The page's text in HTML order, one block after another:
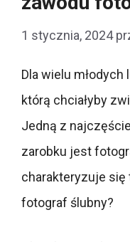
1 stycznia, 2024
Dla wielu
którą chciałyby
Jedną z
zarobku jest
charakteryzuje się
fotograf ślubny?